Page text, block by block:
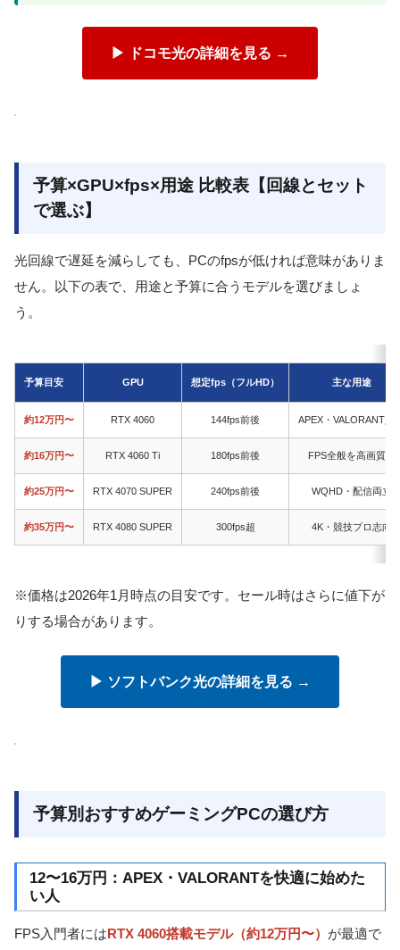
▶ ドコモ光の詳細を見る →
予算×GPU×fps×用途 比較表【回線とセット
で選ぶ】
光回線で遅延を減らしても、PCのfpsが低ければ意味がありま
せん。以下の表で、用途と予算に合うモデルを選びましょ
う。
予算目安 GPU 想定fps（フルHD） 主な用途
約12万円〜 RTX 4060 144fps前後 APEX・VALORANT入
約16万円〜 RTX 4060 Ti 180fps前後 FPS全般を高画質で
約25万円〜 RTX 4070 SUPER 240fps前後 WQHD・配信両立
約35万円〜 RTX 4080 SUPER 300fps超 4K・競技プロ志向
※価格は2026年1月時点の目安です。セール時はさらに値下が
りする場合があります。
▶ ソフトバンク光の詳細を見る →
予算別おすすめゲーミングPCの選び方
12〜16万円：APEX・VALORANTを快適に始めた
い人
FPS入門者にはRTX 4060搭載モデル（約12万円〜） が最適で